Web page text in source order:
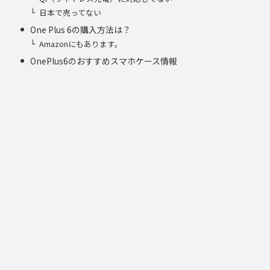
日本で売ってない
One Plus 6の購入方法は？
Amazonにもあります。
OnePlus6のおすすめスマホケース情報